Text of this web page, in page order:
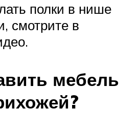
полки в нише
смотрите в
мебель